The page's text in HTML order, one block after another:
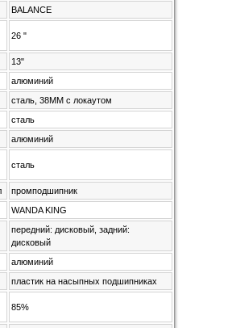
BALANCE
26 "
13"
алюминий
сталь, 38MM с локаутом
сталь
алюминий
сталь
промподшипник
WANDA KING
передний: дисковый, задний:
дисковый
алюминий
пластик на насыпных подшипниках
85%